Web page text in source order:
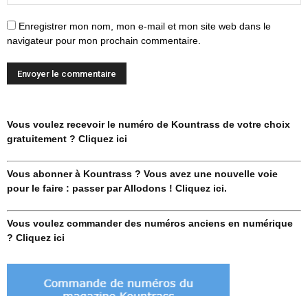
Enregistrer mon nom, mon e-mail et mon site web dans le
navigateur pour mon prochain commentaire.
Vous voulez recevoir le numéro de Kountrass de votre choix
gratuitement ? Cliquez ici
Vous abonner à Kountrass ? Vous avez une nouvelle voie
pour le faire : passer par Allodons ! Cliquez ici.
Vous voulez commander des numéros anciens en numérique
? Cliquez ici